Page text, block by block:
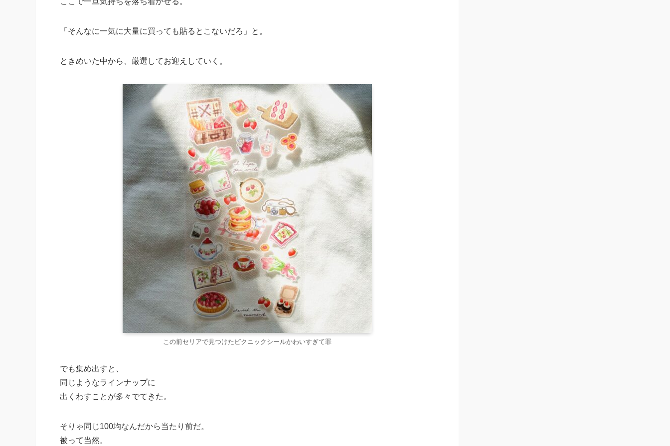
「そんなに一気に大量に買っても貼るとこないだろ」と。
ときめいた中から、厳選してお迎えしていく。
この前セリアで見つけたピクニックシールかわいすぎて罪
でも集め出すと、
同じようなラインナップに
出くわすことが多々でてきた。
そりゃ同じ100均なんだから当たり前だ。
被って当然。